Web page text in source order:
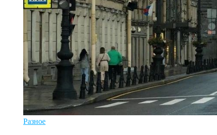
Разное